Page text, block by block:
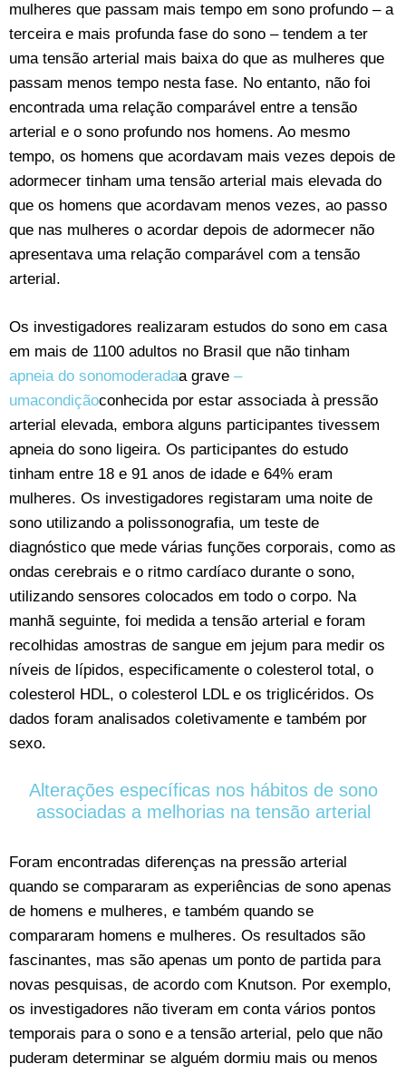
mulheres que passam mais tempo em sono profundo – a
terceira e mais profunda fase do sono – tendem a ter
uma tensão arterial mais baixa do que as mulheres que
passam menos tempo nesta fase. No entanto, não foi
encontrada uma relação comparável entre a tensão
arterial e o sono profundo nos homens. Ao mesmo
tempo, os homens que acordavam mais vezes depois de
adormecer tinham uma tensão arterial mais elevada do
que os homens que acordavam menos vezes, ao passo
que nas mulheres o acordar depois de adormecer não
apresentava uma relação comparável com a tensão
arterial.
Os investigadores realizaram estudos do sono em casa
em mais de 1100 adultos no Brasil que não tinham
apneia do sonomoderadaa grave –
umacondiçãoconhecida por estar associada à pressão
arterial elevada, embora alguns participantes tivessem
apneia do sono ligeira. Os participantes do estudo
tinham entre 18 e 91 anos de idade e 64% eram
mulheres. Os investigadores registaram uma noite de
sono utilizando a polissonografia, um teste de
diagnóstico que mede várias funções corporais, como as
ondas cerebrais e o ritmo cardíaco durante o sono,
utilizando sensores colocados em todo o corpo. Na
manhã seguinte, foi medida a tensão arterial e foram
recolhidas amostras de sangue em jejum para medir os
níveis de lípidos, especificamente o colesterol total, o
colesterol HDL, o colesterol LDL e os triglicéridos. Os
dados foram analisados coletivamente e também por
sexo.
Alterações específicas nos hábitos de sono
associadas a melhorias na tensão arterial
Foram encontradas diferenças na pressão arterial
quando se compararam as experiências de sono apenas
de homens e mulheres, e também quando se
compararam homens e mulheres. Os resultados são
fascinantes, mas são apenas um ponto de partida para
novas pesquisas, de acordo com Knutson. Por exemplo,
os investigadores não tiveram em conta vários pontos
temporais para o sono e a tensão arterial, pelo que não
puderam determinar se alguém dormiu mais ou menos